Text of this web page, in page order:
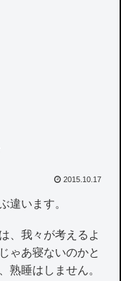
2015.10.17
違います。
、我々が考えるよ
ゃあ寝ないのかと
熟睡はしません。